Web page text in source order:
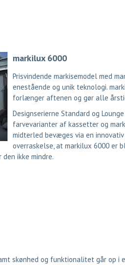
markilux 6000
Prisvindende markisemodel med
enestående og unik teknologi.
forlænger aftenen og gør alle
Designserierne Standard og
farvevarianter af kassetter og
midterled bevæges via en
overraskelse, at markilux 6000 er
ikke mindre.
skønhed og funktionalitet går op i